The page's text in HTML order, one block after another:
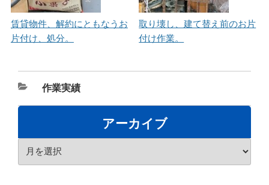
賃貸物件、解約にともなうお
片付け、処分。
取り壊し、建て替え前のお片
付け作業。
カ
テ
ー
作業実績
アーカイブ